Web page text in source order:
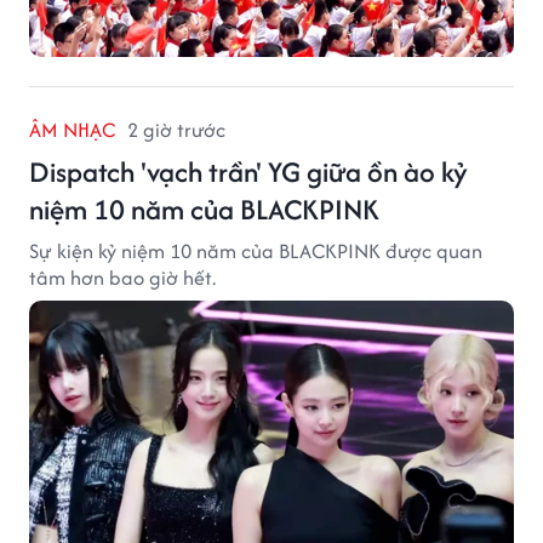
ÂM NHẠC 2 giờ trước
Dispatch 'vạch trần' YG giữa ồn ào kỷ
niệm 10 năm của BLACKPINK
Sự kiện kỷ niệm 10 năm của BLACKPINK được quan
tâm hơn bao giờ hết.